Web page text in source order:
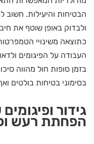
הבטיחות והיעילות.
ולבדוק באופן שוטף את
כתוצאה משינויי
העבודה על הפיגומים
בזמן סופות חול מהווה
בסימוני בטיחות בולטים
גידור
הפחתת רעש